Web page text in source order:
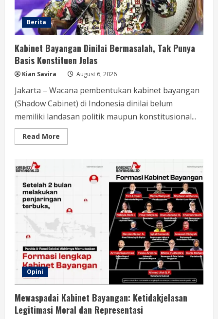
Berita
Kabinet Bayangan Dinilai Bermasalah, Tak Punya
Basis Konstituen Jelas
Kian Savira August 6, 2026
Jakarta – Wacana pembentukan kabinet bayangan
(Shadow Cabinet) di Indonesia dinilai belum
memiliki landasan politik maupun konstitusional...
Read More
more
Bermasalah,
Tak
Punya
Basis
Konstituen
Jelas
Opini
Mewaspadai Kabinet Bayangan: Ketidakjelasan
Legitimasi Moral dan Representasi